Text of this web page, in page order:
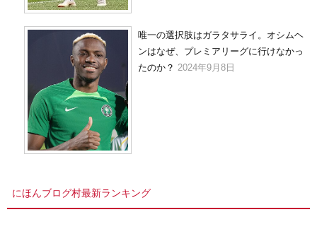
唯一の選択肢はガラタサライ。オシムヘ
ンはなぜ、プレミアリーグに行けなかっ
たのか？ 2024年9月8日
にほんブログ村最新ランキング